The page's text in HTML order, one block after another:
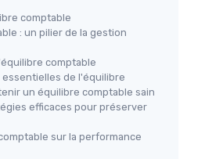
comptable
: un pilier de la gestion
comptable
de l'équilibre
un équilibre comptable sain
efficaces pour préserver
sur la performance